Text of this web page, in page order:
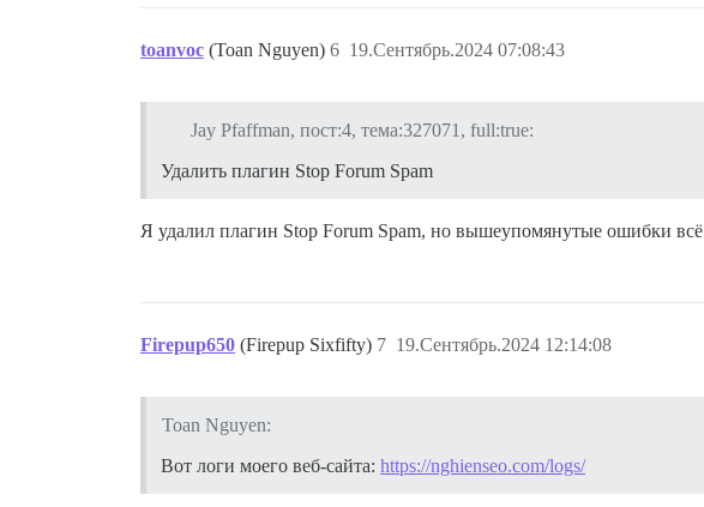
toanvoc (Toan Nguyen) 19.Сентябрь.2024 07:08:43
6
Jay Pfaffman, пост:4, тема:327071, full:true:
Удалить плагин Stop Forum Spam
Я удалил плагин Stop Forum Spam, но вышеупомянутые ошибки
Firepup650 (Firepup Sixfifty) 19.Сентябрь.2024 12:14:08
7
Toan Nguyen:
Вот логи моего веб-сайта: https://nghienseo.com/logs/